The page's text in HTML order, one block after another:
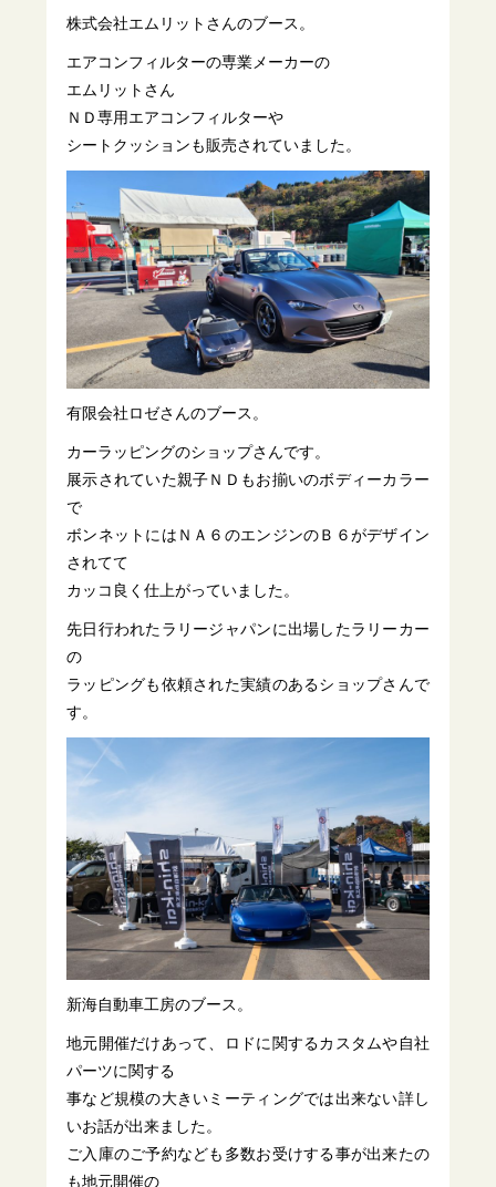
株式会社エムリットさんのブース。
エアコンフィルターの専業メーカーの
エムリットさん
ＮＤ専用エアコンフィルターや
シートクッションも販売されていました。
有限会社ロゼさんのブース。
カーラッピングのショップさんです。
展示されていた親子ＮＤもお揃いのボディーカラー
で
ボンネットにはＮＡ６のエンジンのＢ６がデザイン
されてて
カッコ良く仕上がっていました。
先日行われたラリージャパンに出場したラリーカー
の
ラッピングも依頼された実績のあるショップさんで
す。
新海自動車工房のブース。
地元開催だけあって、ロドに関するカスタムや自社
パーツに関する
事など規模の大きいミーティングでは出来ない詳し
いお話が出来ました。
ご入庫のご予約なども多数お受けする事が出来たの
も地元開催の